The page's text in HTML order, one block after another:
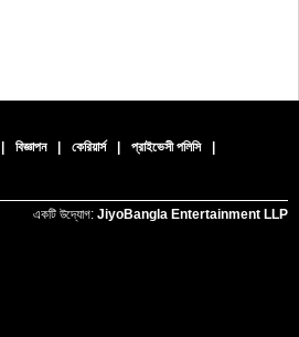
বিজ্ঞাপন কেরিয়ার্স প্রাইভেসী পলিসি
একটি উদ্যোগ: JiyoBangla Entertainment LLP